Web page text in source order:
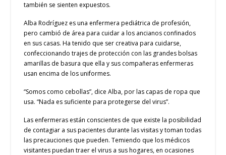
también se sienten expuestos.
Alba Rodríguez es una enfermera pediátrica de profesión,
pero cambió de área para cuidar a los ancianos confinados
en sus casas. Ha tenido que ser creativa para cuidarse,
confeccionando trajes de protección con las grandes bolsas
amarillas de basura que ella y sus compañeras enfermeras
usan encima de los uniformes.
“Somos como cebollas”, dice Alba, por las capas de ropa que
usa. “Nada es suficiente para protegerse del virus”.
Las enfermeras están conscientes de que existe la posibilidad
de contagiar a sus pacientes durante las visitas y toman todas
las precauciones que pueden. Temiendo que los médicos
visitantes puedan traer el virus a sus hogares, en ocasiones